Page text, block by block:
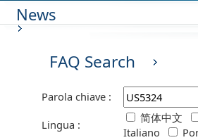
News
FAQ Search
Parola chiave :
Lingua :
简体中文
Italiano